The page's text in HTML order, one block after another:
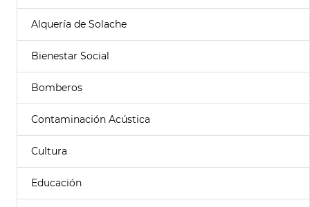
Alquería de Solache
Bienestar Social
Bomberos
Contaminación Acústica
Cultura
Educación